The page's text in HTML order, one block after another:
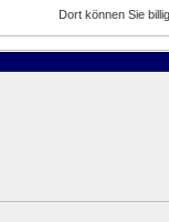
Dort können Sie